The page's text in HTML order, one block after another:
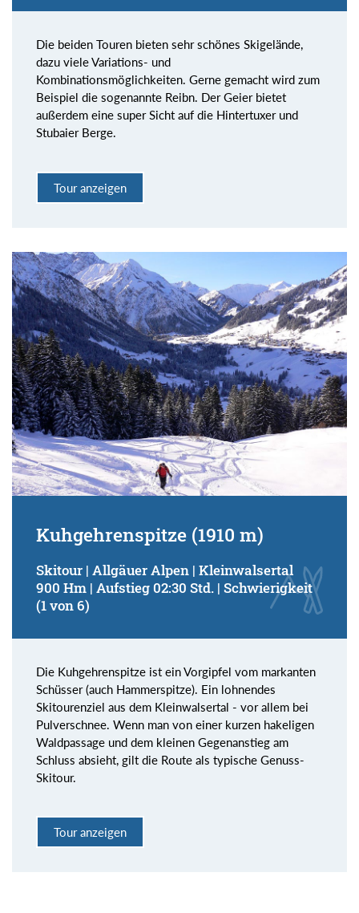
Die beiden Touren bieten sehr schönes Skigelände,
dazu viele Variations- und
Kombinationsmöglichkeiten. Gerne gemacht wird zum
Beispiel die sogenannte Reibn. Der Geier bietet
außerdem eine super Sicht auf die Hintertuxer und
Stubaier Berge.
Tour anzeigen
Kuhgehrenspitze (1910 m)
Skitour | Allgäuer Alpen | Kleinwalsertal
900 Hm | Aufstieg 02:30 Std. | Schwierigkeit
(1 von 6)
Die Kuhgehrenspitze ist ein Vorgipfel vom markanten
Schüsser (auch Hammerspitze). Ein lohnendes
Skitourenziel aus dem Kleinwalsertal - vor allem bei
Pulverschnee. Wenn man von einer kurzen hakeligen
Waldpassage und dem kleinen Gegenanstieg am
Schluss absieht, gilt die Route als typische Genuss-
Skitour.
Tour anzeigen